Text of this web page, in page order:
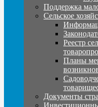
Поддержка
Сельское
Реестр
Планы
Документы